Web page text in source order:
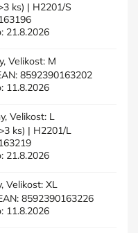
ks) | H2201/S
21.8.2026
Velikost: M
8592390163202
11.8.2026
Velikost: L
ks) | H2201/L
21.8.2026
Velikost: XL
8592390163226
11.8.2026